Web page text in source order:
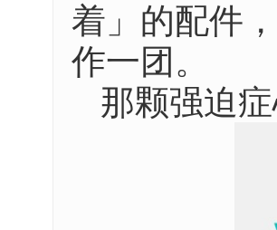
着」的配件
作一团。
那颗强迫